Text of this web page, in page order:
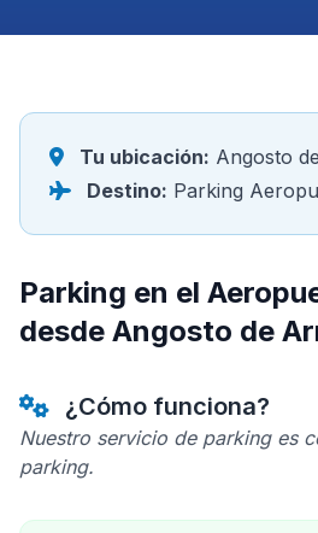
Tu ubicación: Angosto
Destino: Parking
Parking en el
desde Angosto de
¿Cómo funciona?
Nuestro servicio de parking es
parking.